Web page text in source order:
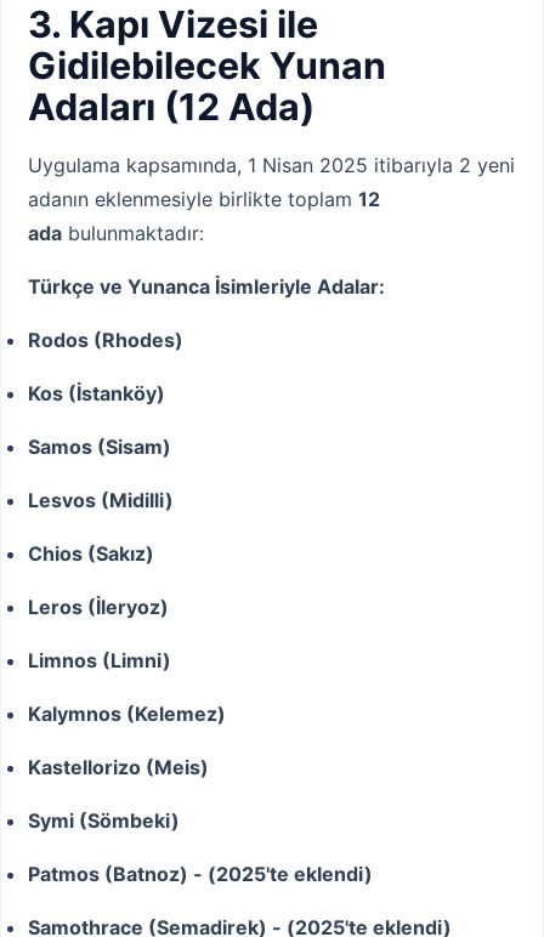
3. Kapı Vizesi ile
Gidilebilecek Yunan
Adaları (12 Ada)
Uygulama kapsamında, 1 Nisan 2025 itibarıyla 2 yeni
adanın eklenmesiyle birlikte toplam 12
ada bulunmaktadır:
Türkçe ve Yunanca İsimleriyle Adalar:
Rodos (Rhodes)
Kos (İstanköy)
Samos (Sisam)
Lesvos (Midilli)
Chios (Sakız)
Leros (İleryoz)
Limnos (Limni)
Kalymnos (Kelemez)
Kastellorizo (Meis)
Symi (Sömbeki)
Patmos (Batnoz) - (2025'te eklendi)
Samothrace (Semadirek) - (2025'te eklendi)